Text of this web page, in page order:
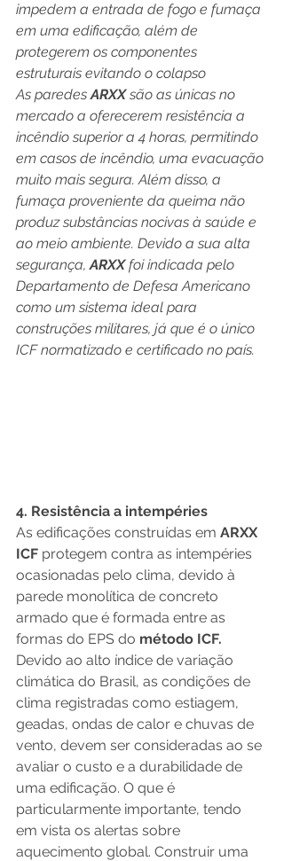
impedem a entrada de fogo e fumaça
em uma edificação, além de
protegerem os componentes
estruturais evitando o colapso
As paredes ARXX são as únicas no
mercado a oferecerem resistência a
incêndio superior a 4 horas, permitindo
em casos de incêndio, uma evacuação
muito mais segura. Além disso, a
fumaça proveniente da queima não
produz substâncias nocivas à saúde e
ao meio ambiente. Devido a sua alta
segurança, ARXX foi indicada pelo
Departamento de Defesa Americano
como um sistema ideal para
construções militares, já que é o único
ICF normatizado e certificado no país.
4. Resistência a intempéries
As edificações construídas em ARXX
ICF protegem contra as intempéries
ocasionadas pelo clima, devido à
parede monolítica de concreto
armado que é formada entre as
formas do EPS do método ICF.
Devido ao alto índice de variação
climática do Brasil, as condições de
clima registradas como estiagem,
geadas, ondas de calor e chuvas de
vento, devem ser consideradas ao se
avaliar o custo e a durabilidade de
uma edificação. O que é
particularmente importante, tendo
em vista os alertas sobre
aquecimento global. Construir uma